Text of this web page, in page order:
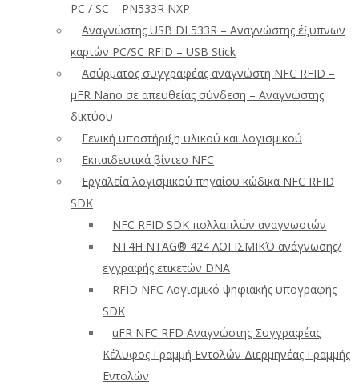
PC / SC – PN533R NXP
Αναγνώστης USB DL533R – Αναγνώστης έξυπνων
καρτών PC/SC RFID – USB Stick
Ασύρματος συγγραφέας αναγνώστη NFC RFID –
μFR Nano σε απευθείας σύνδεση – Αναγνώστης
δικτύου
Γενική υποστήριξη υλικού και λογισμικού
Εκπαιδευτικά βίντεο NFC
Εργαλεία λογισμικού πηγαίου κώδικα NFC RFID
SDK
NFC RFID SDK πολλαπλών αναγνωστών
NT4H NTAG® 424 ΛΟΓΙΣΜΙΚΌ ανάγνωσης/
εγγραφής ετικετών DNA
RFID NFC Λογισμικό ψηφιακής υπογραφής
SDK
uFR NFC RFD Αναγνώστης Συγγραφέας
Κέλυφος Γραμμή Εντολών Διερμηνέας Γραμμής
Εντολών